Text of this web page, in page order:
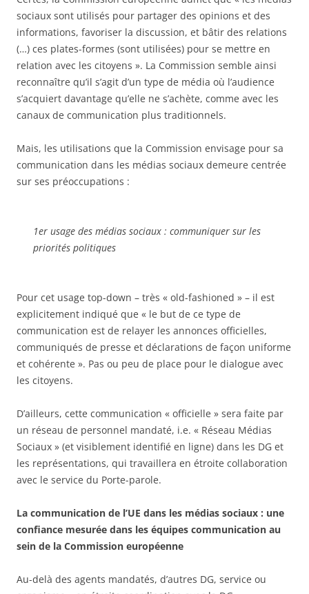
sociaux sont utilisés pour partager des opinions et des
informations, favoriser la discussion, et bâtir des relations
(…) ces plates-formes (sont utilisées) pour se mettre en
relation avec les citoyens ». La Commission semble ainsi
reconnaître qu’il s’agit d’un type de média où l’audience
s’acquiert davantage qu’elle ne s’achète, comme avec les
canaux de communication plus traditionnels.
Mais, les utilisations que la Commission envisage pour sa
communication dans les médias sociaux demeure centrée
sur ses préoccupations :
1er usage des médias sociaux : communiquer sur les
priorités politiques
Pour cet usage top-down – très « old-fashioned » – il est
explicitement indiqué que « le but de ce type de
communication est de relayer les annonces officielles,
communiqués de presse et déclarations de façon uniforme
et cohérente ». Pas ou peu de place pour le dialogue avec
les citoyens.
D’ailleurs, cette communication « officielle » sera faite par
un réseau de personnel mandaté, i.e. « Réseau Médias
Sociaux » (et visiblement identifié en ligne) dans les DG et
les représentations, qui travaillera en étroite collaboration
avec le service du Porte-parole.
La communication de l’UE dans les médias sociaux : une
confiance mesurée dans les équipes communication au
sein de la Commission européenne
Au-delà des agents mandatés, d’autres DG, service ou